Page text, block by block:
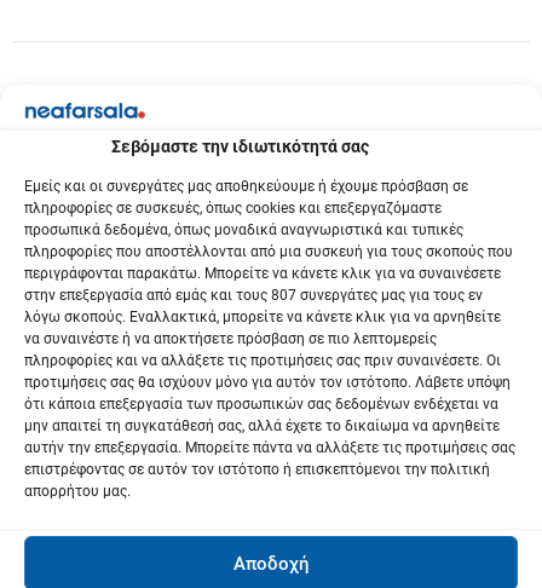
Σεβόμαστε την ιδιωτικότητά σας
Εμείς και οι συνεργάτες μας αποθηκεύουμε ή έχουμε πρόσβαση σε
πληροφορίες σε συσκευές, όπως cookies και επεξεργαζόμαστε
προσωπικά δεδομένα, όπως μοναδικά αναγνωριστικά και τυπικές
πληροφορίες που αποστέλλονται από μια συσκευή για τους σκοπούς που
περιγράφονται παρακάτω. Μπορείτε να κάνετε κλικ για να συναινέσετε
στην επεξεργασία από εμάς και τους 807 συνεργάτες μας για τους εν
λόγω σκοπούς. Εναλλακτικά, μπορείτε να κάνετε κλικ για να αρνηθείτε
να συναινέστε ή να αποκτήσετε πρόσβαση σε πιο λεπτομερείς
πληροφορίες και να αλλάξετε τις προτιμήσεις σας πριν συναινέσετε. Οι
προτιμήσεις σας θα ισχύουν μόνο για αυτόν τον ιστότοπο. Λάβετε υπόψη
ότι κάποια επεξεργασία των προσωπικών σας δεδομένων ενδέχεται να
μην απαιτεί τη συγκατάθεσή σας, αλλά έχετε το δικαίωμα να αρνηθείτε
αυτήν την επεξεργασία. Μπορείτε πάντα να αλλάξετε τις προτιμήσεις σας
επιστρέφοντας σε αυτόν τον ιστότοπο ή επισκεπτόμενοι την πολιτική
απορρήτου μας.
Αποδοχή